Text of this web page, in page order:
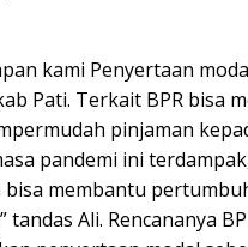
kami Penyertaan
Pati. Terkait BPR bisa
pinjaman
pandemi ini
bisa membantu
tandas Ali. Rencananya